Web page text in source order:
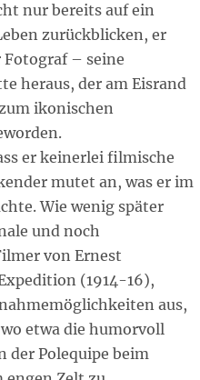
nur bereits auf ein
zurückblicken, er
– seine
heraus, der am Eisrand
ikonischen
er keinerlei filmische
mutet an, was er im
Wie wenig später
und noch
von Ernest
(1914-16),
aus,
etwa die humorvoll
der Polequipe beim